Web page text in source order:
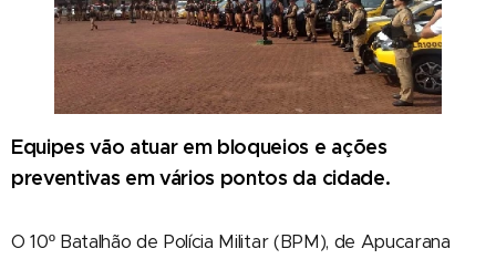
Equipes vão atuar em bloqueios e ações
preventivas em vários pontos da cidade.
O 10º Batalhão de Polícia Militar (BPM), de Apucarana